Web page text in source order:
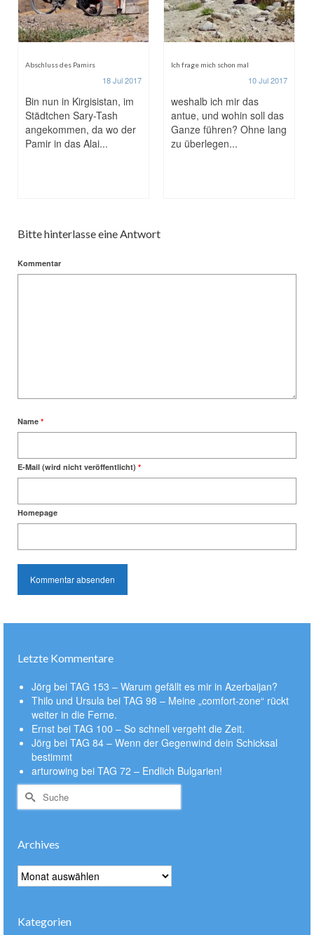
Abschluss des Pamirs
18 Jul 2017
Bin nun in Kirgisistan, im
Städtchen Sary-Tash
angekommen, da wo der
Pamir in das Alai...
Ich frage mich schon mal
10 Jul 2017
weshalb ich mir das
antue, und wohin soll das
Ganze führen? Ohne lang
zu überlegen...
Bitte hinterlasse eine Antwort
Kommentar
Name *
E-Mail (wird nicht veröffentlicht) *
Homepage
Letzte Kommentare
Jörg bei TAG 153 – Warum gefällt es mir in Azerbaijan?
Thilo und Ursula bei TAG 98 – Meine „comfort-zone“ rückt
weiter in die Ferne.
Ernst bei TAG 100 – So schnell vergeht die Zeit.
Jörg bei TAG 84 – Wenn der Gegenwind dein Schicksal
bestimmt
arturowing bei TAG 72 – Endlich Bulgarien!
Suche
nach:
Archives
Archives
Kategorien